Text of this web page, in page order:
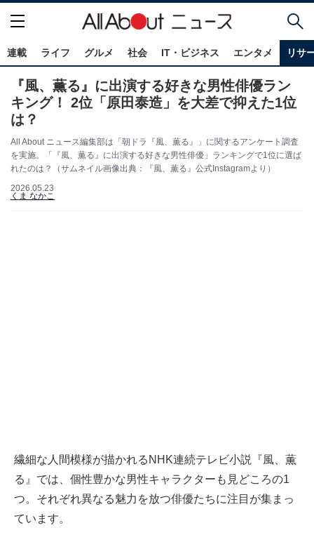
連載 ライフ グルメ 社会 IT・ビジネス エンタメ リサ
『風、薫る』に出演する好きな男性俳優ラン
キング！ 2位「原田泰造」を大差で抑えた1位
は？
All About ニュース編集部は「朝ドラ『風、薫る』」に関するアンケート調査
を実施。「『風、薫る』に出演する好きな男性俳優」ランキングで1位に選ば
れたのは？（サムネイル画像出典：『風、薫る』公式Instagramより）
2026.05.23
くま なかこ
繊細な人間模様が描かれるNHK連続テレビ小説『風、薫
る』では、個性豊かな男性キャラクターも見どころの1
つ。それぞれ異なる魅力を放つ俳優たちに注目が集まっ
ています。